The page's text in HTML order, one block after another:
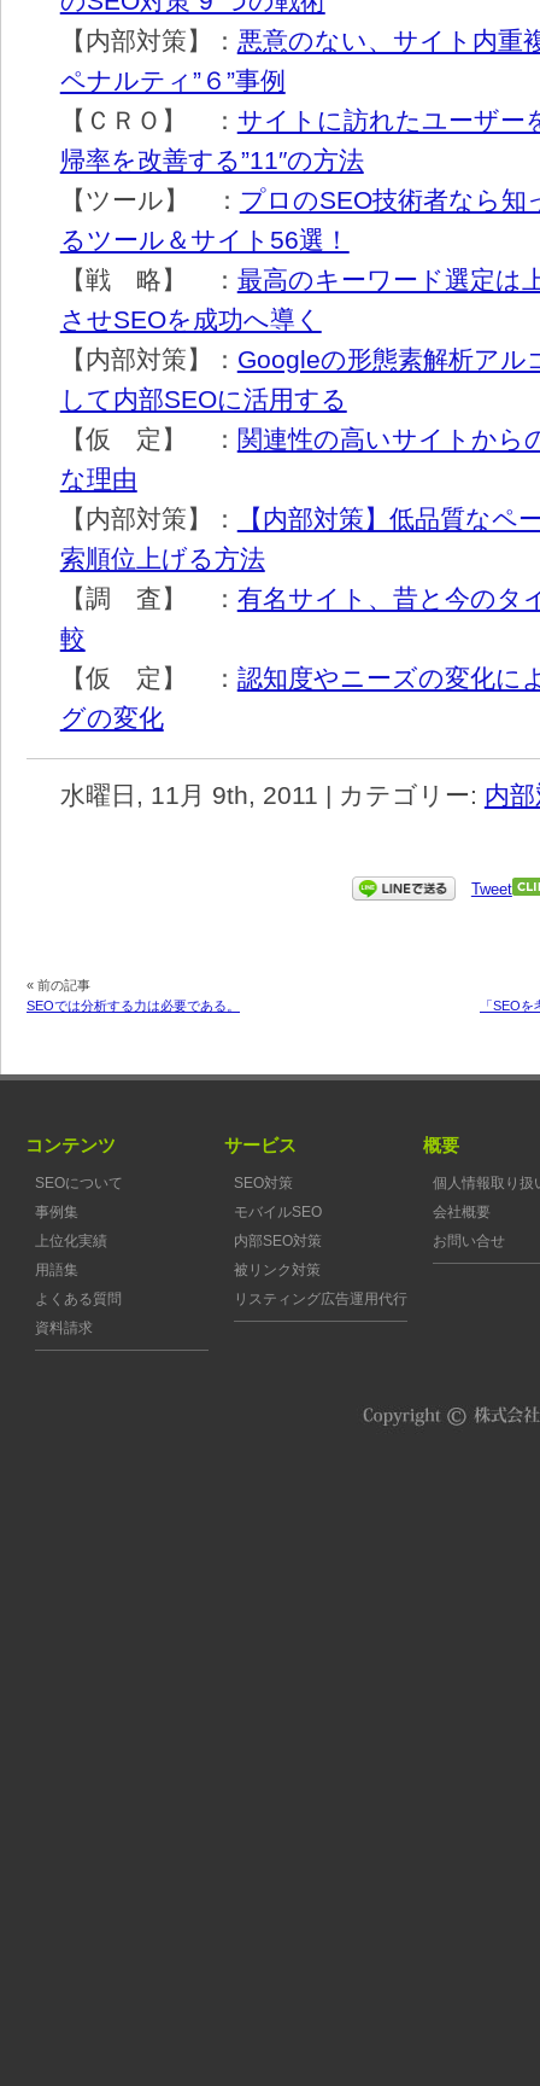
【内部対策】： 悪意のない、サイト内重
ペナルティ”６”事例
【ＣＲＯ】 ： サイトに訪れたユーザー
帰率を改善する”11″の方法
【ツール】 ： プロのSEO技術者なら知
るツール＆サイト56選！
【戦 略】 ： 最高のキーワード選定は
させSEOを成功へ導く
【内部対策】： Googleの形態素解析アル
して内部SEOに活用する
【仮 定】 ： 関連性の高いサイトから
な理由
【内部対策】：
【内部対策】低品質なペ
索順位上げる方法
【調 査】 ： 有名サイト、昔と今のタ
較
【仮 定】 ： 認知度やニーズの変化に
グの変化
水曜日, 11月 9th, 2011 | カテゴリー: 内
Tweet
« 前の記事
SEOでは分析する力は必要である。
「SEO
コンテンツ
SEOについて
事例集
上位化実績
用語集
よくある質問
資料請求
サービス
SEO対策
モバイルSEO
内部SEO対策
被リンク対策
リスティング広告運用代行
概要
個人情報取り扱
会社概要
お問い合せ